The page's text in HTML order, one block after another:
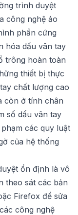
trình duyệt
công nghệ ảo
phần cứng
hóa dấu vân tay
trông hoàn toàn
thiết bị thực
chất lượng cao
còn ở tính chân
số dấu vân tay
các quy luật
của hệ thống
ổn định là vô
theo sát các bản
Firefox để sửa
công nghệ